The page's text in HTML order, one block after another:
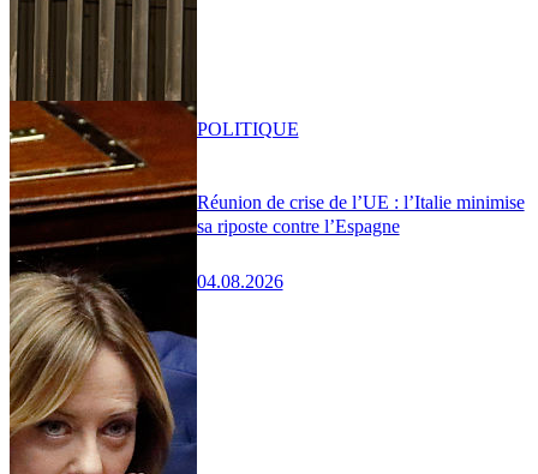
Réunion de crise de l’UE : l’Italie minimise
sa riposte contre l’Espagne
04.08.2026
POLITIQUE